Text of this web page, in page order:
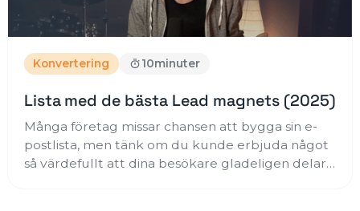
Konvertering 10minuter
Lista med de bästa Lead magnets (2025)
Många företag missar chansen att bygga sin e-
postlista, men tänk om du kunde erbjuda något
så värdefullt att dina besökare gladeligen delar